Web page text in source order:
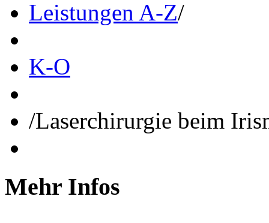
Leistungen A-Z/
K-O
/Laserchirurgie beim
Mehr Infos